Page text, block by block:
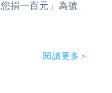
捐一百元」為號
閱讀更多＞